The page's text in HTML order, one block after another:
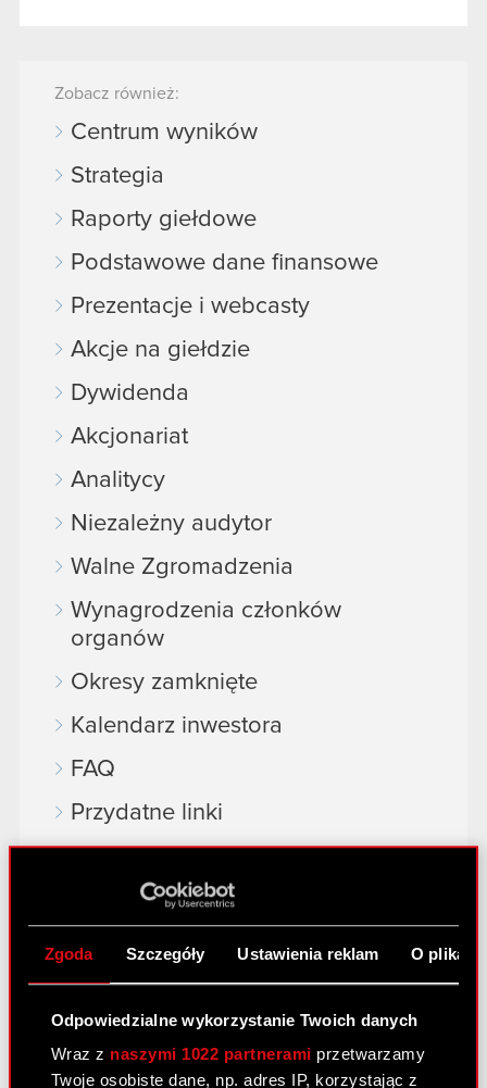
Zgoda Szczegóły Ustawienia reklam O
Odpowiedzialne wykorzystanie Twoich danych
Wraz z naszymi 1022 partnerami przetwarzamy
Twoje osobiste dane, np. adres IP, korzystając z
Zobacz również:
Centrum wyników
Strategia
Raporty giełdowe
Podstawowe dane finansowe
Prezentacje i webcasty
Akcje na giełdzie
Dywidenda
Akcjonariat
Analitycy
Niezależny audytor
Walne Zgromadzenia
Wynagrodzenia członków
organów
Okresy zamknięte
Kalendarz inwestora
FAQ
Przydatne linki
Kontakt IR
cyberpunk.net
gear.cdprojektred.com